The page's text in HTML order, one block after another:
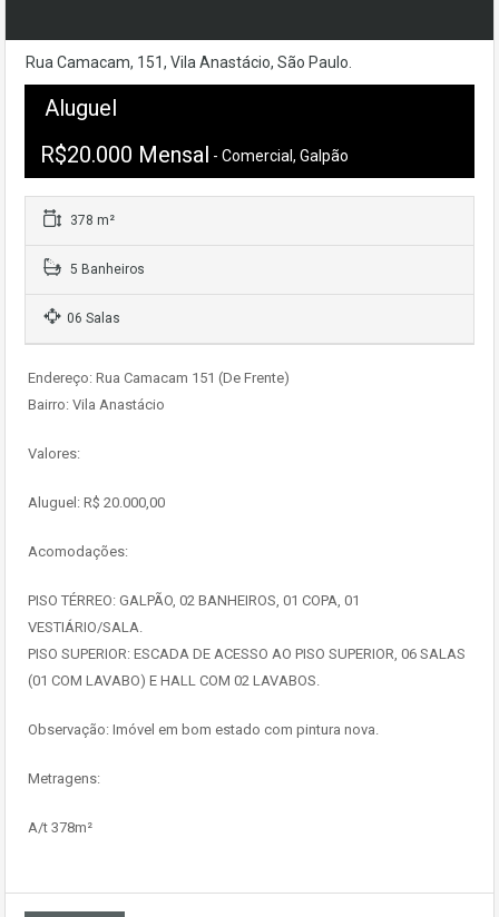
Rua Camacam, 151, Vila Anastácio, São Paulo.
Aluguel
R$20.000 Mensal - Comercial, Galpão
378 m²
5 Banheiros
06 Salas
Endereço: Rua Camacam 151 (De Frente)
Bairro: Vila Anastácio
Valores:
Aluguel: R$ 20.000,00
Acomodações:
PISO TÉRREO: GALPÃO, 02 BANHEIROS, 01 COPA, 01
VESTIÁRIO/SALA.
PISO SUPERIOR: ESCADA DE ACESSO AO PISO SUPERIOR, 06 SALAS
(01 COM LAVABO) E HALL COM 02 LAVABOS.
Observação: Imóvel em bom estado com pintura nova.
Metragens:
A/t 378m²